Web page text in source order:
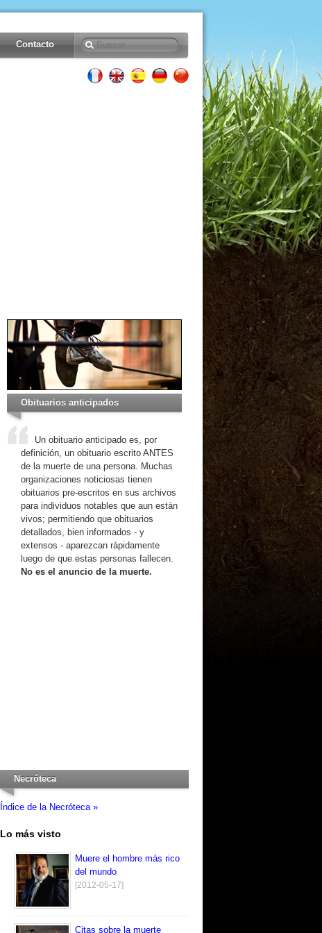
Contacto
Obituarios anticipados
Un obituario anticipado es, por
definición, un obituario escrito ANTES
de la muerte de una persona. Muchas
organizaciones noticiosas tienen
obituarios pre-escritos en sus archivos
para individuos notables que aun están
vivos; permitiendo que obituarios
detallados, bien informados - y
extensos - aparezcan rápidamente
luego de que estas personas fallecen.
No es el anuncio de la muerte.
Necróteca
Índice de la Necróteca »
Lo más visto
Muere el hombre más rico
del mundo
[2012-05-17]
Citas sobre la muerte